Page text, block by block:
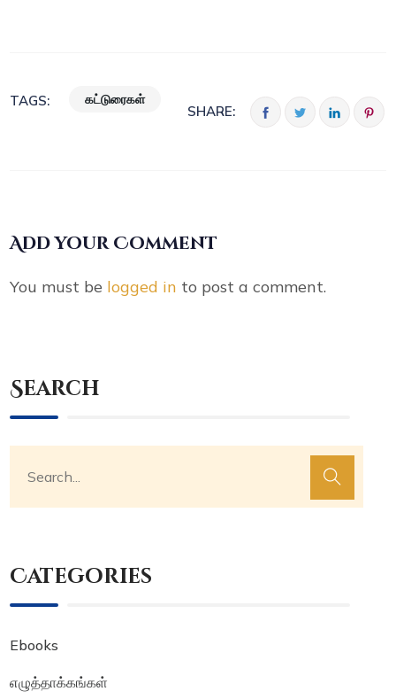
TAGS: கட்டுரைகள்
SHARE:
Add your Comment
You must be logged in to post a comment.
Search
Categories
Ebooks
எழுத்தாக்கங்கள்